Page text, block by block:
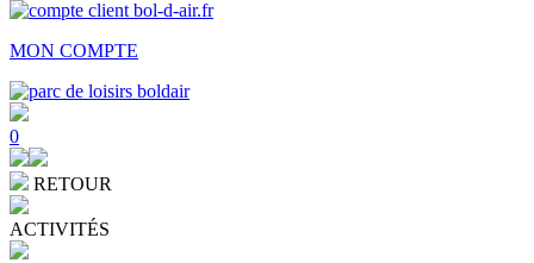
MON COMPTE
0
RETOUR
ACTIVITÉS